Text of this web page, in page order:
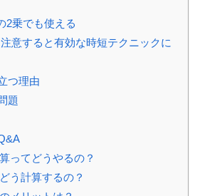
2乗でも使える
意すると有効な時短テクニックに
つ理由
題
ってどうやるの？
う計算するの？